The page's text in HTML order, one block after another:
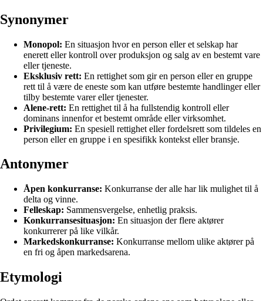
Synonymer
Monopol: En situasjon hvor en person eller et selskap har
enerett eller kontroll over produksjon og salg av en bestemt vare
eller tjeneste.
Eksklusiv rett: En rettighet som gir en person eller en gruppe
rett til å være de eneste som kan utføre bestemte handlinger eller
tilby bestemte varer eller tjenester.
Alene-rett: En rettighet til å ha fullstendig kontroll eller
dominans innenfor et bestemt område eller virksomhet.
Privilegium: En spesiell rettighet eller fordelsrett som tildeles en
person eller en gruppe i en spesifikk kontekst eller bransje.
Antonymer
Åpen konkurranse: Konkurranse der alle har lik mulighet til å
delta og vinne.
Felleskap: Sammensvergelse, enhetlig praksis.
Konkurransesituasjon: En situasjon der flere aktører
konkurrerer på like vilkår.
Markedskonkurranse: Konkurranse mellom ulike aktører på
en fri og åpen markedsarena.
Etymologi